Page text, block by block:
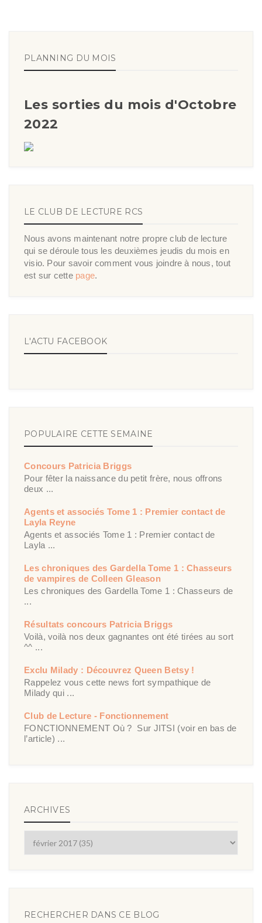
PLANNING DU MOIS
Les sorties du mois d'Octobre
2022
LE CLUB DE LECTURE RCS
Nous avons maintenant notre propre club de lecture
qui se déroule tous les deuxièmes jeudis du mois en
visio. Pour savoir comment vous joindre à nous, tout
est sur cette page.
L'ACTU FACEBOOK
POPULAIRE CETTE SEMAINE
Concours Patricia Briggs
Pour fêter la naissance du petit frère, nous offrons
deux ...
Agents et associés Tome 1 : Premier contact de
Layla Reyne
Agents et associés Tome 1 : Premier contact de
Layla ...
Les chroniques des Gardella Tome 1 : Chasseurs
de vampires de Colleen Gleason
Les chroniques des Gardella Tome 1 : Chasseurs de
...
Résultats concours Patricia Briggs
Voilà, voilà nos deux gagnantes ont été tirées au sort
^^ ...
Exclu Milady : Découvrez Queen Betsy !
Rappelez vous cette news fort sympathique de
Milady qui ...
Club de Lecture - Fonctionnement
FONCTIONNEMENT Où ? Sur JITSI (voir en bas de
l’article) ...
ARCHIVES
RECHERCHER DANS CE BLOG